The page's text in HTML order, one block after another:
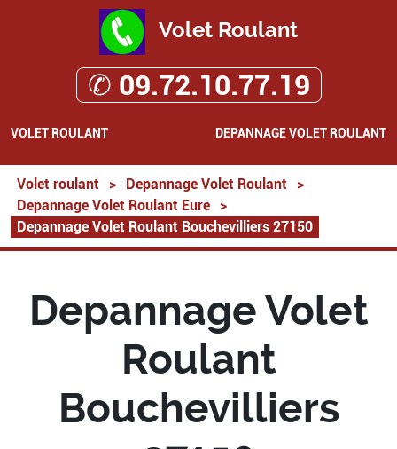
Volet Roulant
✆ 09.72.10.77.19
VOLET ROULANT DEPANNAGE VOLET ROULANT
Volet roulant > Depannage Volet Roulant
>
Depannage Volet Roulant Eure
>
Depannage Volet Roulant Bouchevilliers 27150
Depannage Volet
Roulant
Bouchevilliers